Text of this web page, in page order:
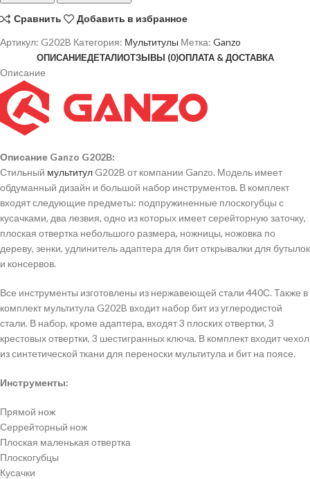
Сравнить
Добавить в избранное
Артикул: G202B Категория: Мультитулы Метка: Ganzo
ОПИСАНИЕДЕТАЛИОТЗЫВЫ (0)ОПЛАТА & ДОСТАВКА
Описание
Описание Ganzo G202B:
Стильный мультитулG202B от компании Ganzo. Модель имеет
обдуманный дизайн и большой набор инструментов. В комплект
входят следующие предметы: подпружиненные плоскогубцы с
кусачками, два лезвия, одно из которых имеет серейторную заточку,
плоская отвертка небольшого размера, ножницы, ножовка по
дереву, зенки, удлинитель адаптера для бит открывалки для бутылок
и консервов.
Все инструменты изготовлены из нержавеющей стали 440С. Также в
комплект мультитула G202B входит набор бит из углеродистой
стали. В набор, кроме адаптера, входят 3 плоских отвертки, 3
крестовых отвертки, 3 шестигранных ключа. В комплект входит чехол
из синтетической ткани для переноски мультитула и бит на поясе.
Инструменты:
Прямой нож
Серрейторный нож
Плоская маленькая отвертка
Плоскогубцы
Кусачки